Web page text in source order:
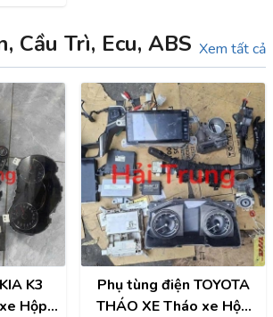
Cầu Trì, Ecu, ABS Xem tất cả
K3
Hộp
Phụ tùng điện TOYOTA
THÁO XE Tháo xe Hộp